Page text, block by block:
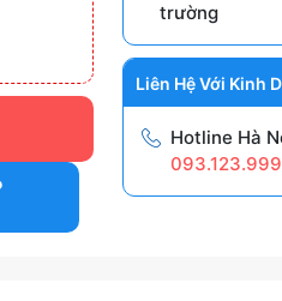
trường
Liên Hệ Với Kinh
Hotline Hà